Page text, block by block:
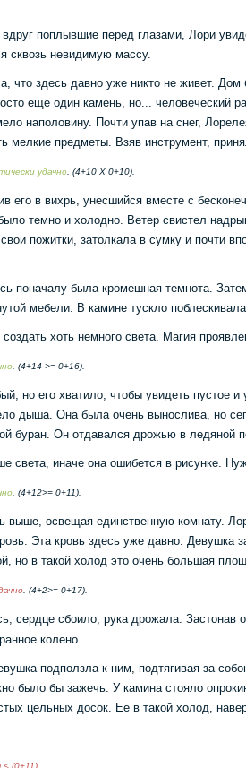
поплывшие перед глазами, Лори
сквозь невидимую массу.
что здесь давно уже никто не живет.
еще один камень, но... человеческий
наполовину. Почти упав на снег,
мелкие предметы. Взяв инструмент,
удачно . (4+10 Х 0+10).
его в вихрь, унесшийся вместе с
темно и холодно. Ветер свистел
пожитки, затолкала в сумку и почти
поначалу была кромешная темнота.
мебели. В камине тускло
хоть немного света. Магия
. (4+14 >= 0+16).
но его хватило, чтобы увидеть
дыша. Она была очень вынослива, но
буран. Он отдавался дрожью в ледяной
света, иначе она ошибется в рисунке.
. (4+12>= 0+11).
выше, освещая единственную комнату.
Эта кровь здесь уже давно.
но в такой холод это очень большая
. (4+2>= 0+17).
сердце сбоило, рука дрожала. Застонав
колено.
подползла к ним, подтягивая за
было бы зажечь. У камина стояло
цельных досок. Ее в такой холод,
< (0+11)